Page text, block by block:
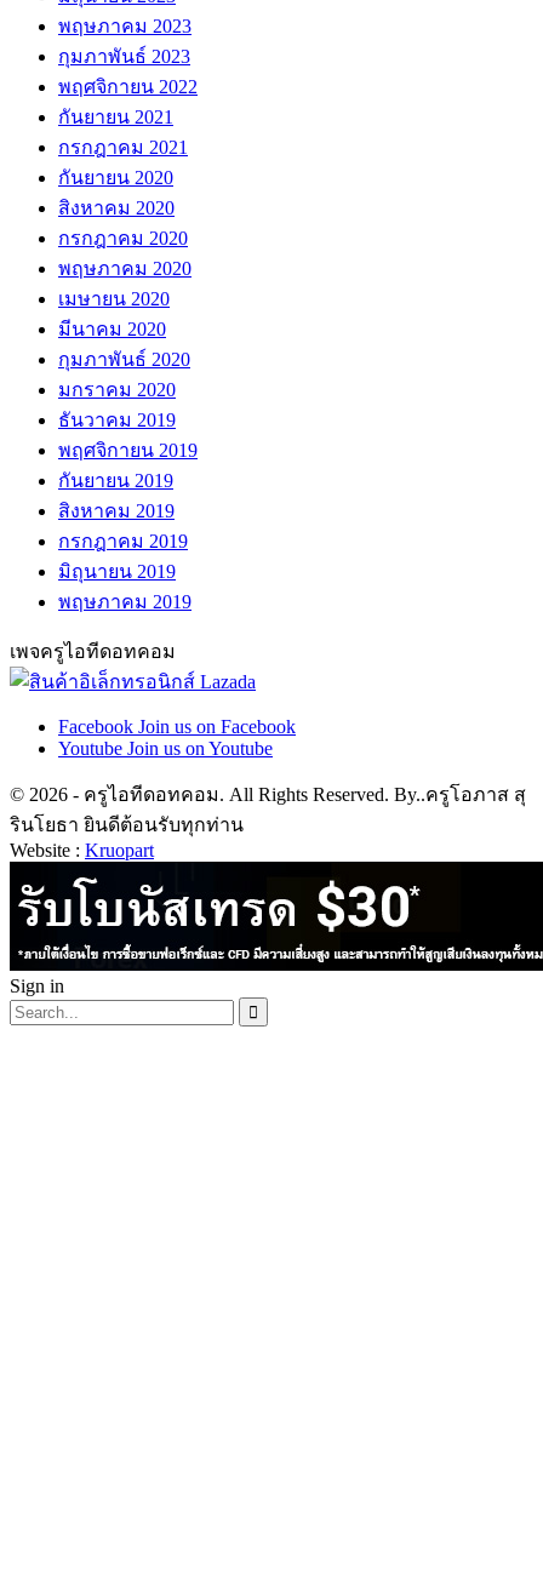
พฤษภาคม 2023
กุมภาพันธ์ 2023
พฤศจิกายน 2022
กันยายน 2021
กรกฎาคม 2021
กันยายน 2020
สิงหาคม 2020
กรกฎาคม 2020
พฤษภาคม 2020
เมษายน 2020
มีนาคม 2020
กุมภาพันธ์ 2020
มกราคม 2020
ธันวาคม 2019
พฤศจิกายน 2019
กันยายน 2019
สิงหาคม 2019
กรกฎาคม 2019
มิถุนายน 2019
พฤษภาคม 2019
เพจครูไอทีดอทคอม
Facebook Join us on Facebook
Youtube Join us on Youtube
© 2026 - ครูไอทีดอทคอม. All Rights Reserved. By..ครูโอภาส สุ
รินโยธา ยินดีต้อนรับทุกท่าน
Website : Kruopart
Sign in